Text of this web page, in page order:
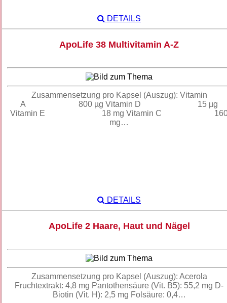
DETAILS
ApoLife 38 Multivitamin A-Z
Zusammensetzung pro Kapsel (Auszug): Vitamin
A 800 µg Vitamin D 15 µg
Vitamin E 18 mg Vitamin C
mg…
DETAILS
ApoLife 2 Haare, Haut und Nägel
Zusammensetzung pro Kapsel (Auszug): Acerola
Fruchtextrakt: 4,8 mg Pantothensäure (Vit. B5): 55,2 mg D-
Biotin (Vit. H): 2,5 mg Folsäure: 0,4…